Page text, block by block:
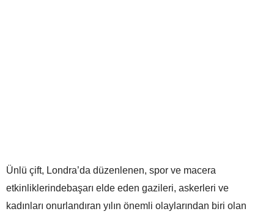
Ünlü çift, Londra’da düzenlenen, spor ve macera
etkinliklerindebaşarı elde eden gazileri, askerleri ve
kadınları onurlandıran yılın önemli olaylarından biri olan